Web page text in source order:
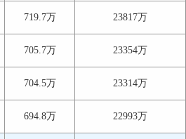
719.7万 23817万
705.7万 23354万
704.5万 23314万
694.8万 22993万